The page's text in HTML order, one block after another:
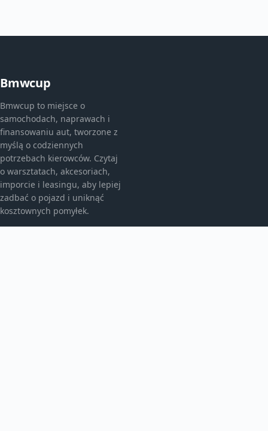
Bmwcup
Bmwcup to miejsce o
samochodach, naprawach i
finansowaniu aut, tworzone z
myślą o codziennych
potrzebach kierowców. Czytaj
o warsztatach, akcesoriach,
imporcie i leasingu, aby lepiej
zadbać o pojazd i uniknąć
kosztownych pomyłek.